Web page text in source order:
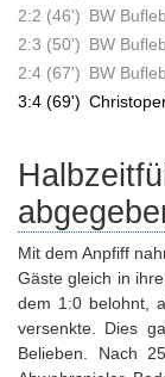
2:2 (46') BW
2:3 (50') BW
2:4 (67') BW
3:4 (69')
Mit dem Anpfiff
Gäste gleich in
dem 1:0 belohnt,
versenkte. Dies
Belieben. Nach